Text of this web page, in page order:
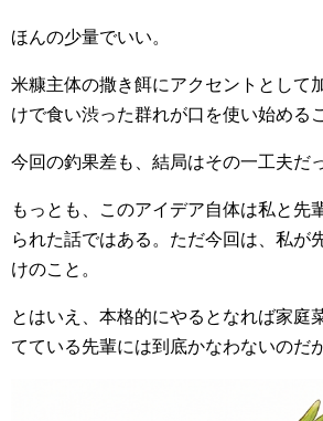
ほんの少量でいい。
米糠主体の撒き餌にアクセントとして
けで食い渋った群れが口を使い始める
今回の釣果差も、結局はその一工夫だ
もっとも、このアイデア自体は私と先
られた話ではある。ただ今回は、私が
けのこと。
とはいえ、本格的にやるとなれば家庭
てている先輩には到底かなわないのだが